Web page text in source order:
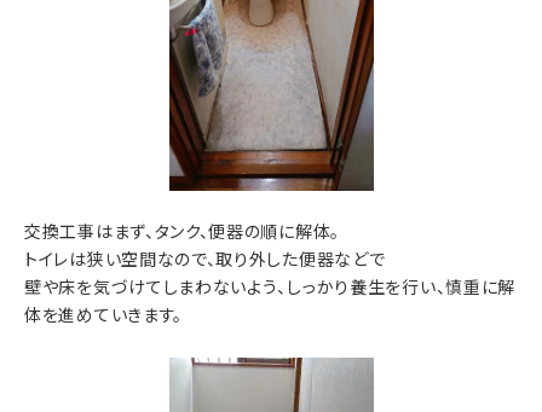
交換工事はまず、タンク、便器の順に解体。
トイレは狭い空間なので、取り外した便器などで
壁や床を気づけてしまわないよう、しっかり養生を行い、慎重に解
体を進めていきます。